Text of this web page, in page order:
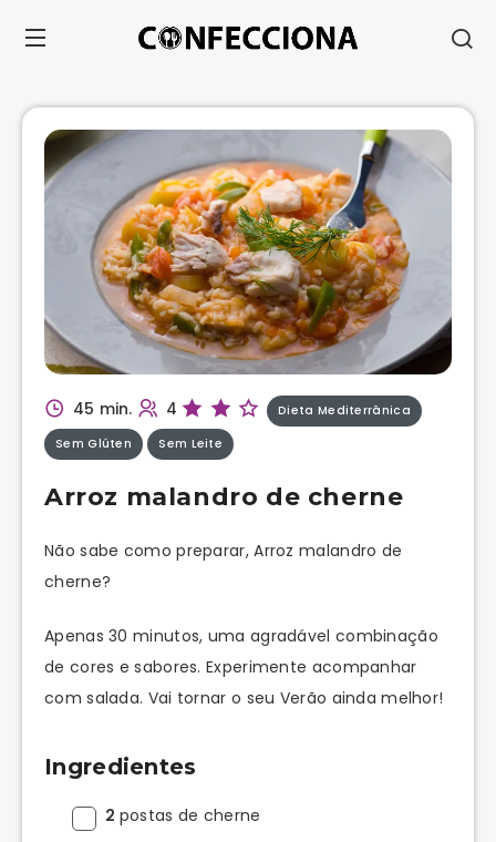
45 min. 4 Dieta Mediterrânica
Sem Glúten Sem Leite
Arroz malandro de cherne
Não sabe como preparar, Arroz malandro de
cherne?
Apenas 30 minutos, uma agradável combinação
de cores e sabores. Experimente acompanhar
com salada. Vai tornar o seu Verão ainda melhor!
Ingredientes
2 postas de cherne